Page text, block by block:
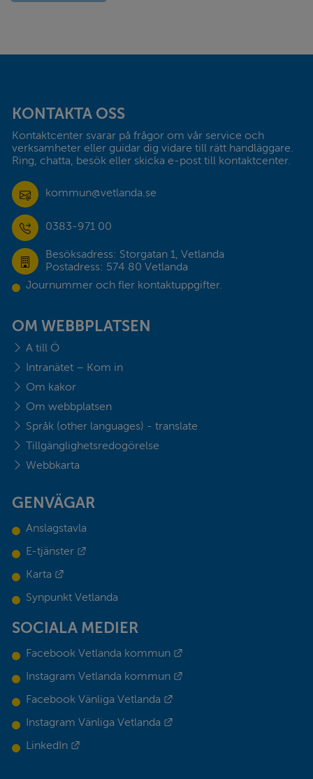
KONTAKTA OSS
Kontaktcenter svarar på frågor om vår service och
verksamheter eller guidar dig vidare till rätt handläggare.
Ring, chatta, besök eller skicka e-post till kontaktcenter.
kommun@vetlanda.se
0383-971 00
Besöksadress: Storgatan 1, Vetlanda
Postadress: 574 80 Vetlanda
Journummer och fler kontaktuppgifter.
OM WEBBPLATSEN
A till Ö
Intranätet – Kom in
Om kakor
Om webbplatsen
Språk (other languages) - translate
Tillgänglighetsredogörelse
Webbkarta
GENVÄGAR
Anslagstavla
E-tjänster
Karta
Synpunkt Vetlanda
SOCIALA MEDIER
Facebook Vetlanda kommun
Instagram Vetlanda kommun
Facebook Vänliga Vetlanda
Instagram Vänliga Vetlanda
LinkedIn